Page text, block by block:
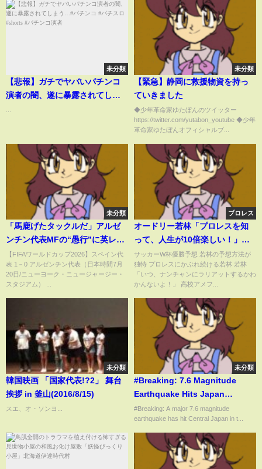
未分類
【悲報】ガチでヤバいパチンコ
演者の闇、遂に暴露されてしま
未分類
【緊急】静岡に救援物資を持っ
ていきました
◆少年革命家ゆたぼんのツイッター
https://twitter.com/yutabon_youtube ◆少年
革命家ゆたぼんオフィシャルブ...
未分類
「馬鹿げたタックルだ」アルゼ
ンチン代表MFの“愚行”に英レジ
ェンドが苦言！W杯決勝で退場…
「本当に愚か」「チームに多大
な代償を」(ABEMA TIMES)
【FIFAワールドカップ2026】スペイン代
表 1－0 アルゼンチン代表（日本時間7月
20日/ニューヨーク・ニュージャージー・
スタジアム） ...
プロレス
オードリー若林「プロレスを知
って、人生が10倍楽しい！」
【オードリーのラジオトーク・
オールナイトニッポン】
サッカーW杯優勝予想 若林の予想方法が
独特 プロレスにかぶれ続ける若林 若林
「いつ、ナンチャンにラリアットするかわ
かんないよ！」 高校アメフ...
未分類
韓国映画 「国家代表!?2」 舞台
挨拶 in 釜山(2016/8/15)
スエ、オ・ソンヨ...
未分類
#Breaking: 7.6 Magnitude
Earthquake Hits Japan
Triggering Major Tsunami
Warnings | 10 News First
#Breaking: A major 7.6 magnitude
earthquake has hit Central Japan in t...